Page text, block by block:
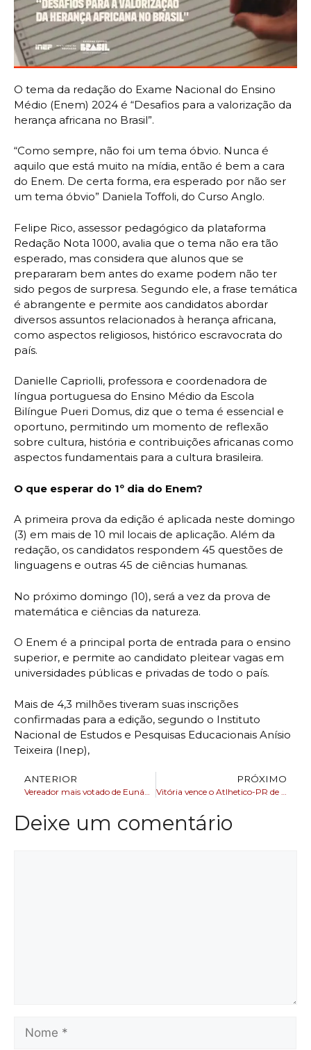
O tema da redação do Exame Nacional do Ensino
Médio (Enem) 2024 é “Desafios para a valorização da
herança africana no Brasil”.
“Como sempre, não foi um tema óbvio. Nunca é
aquilo que está muito na mídia, então é bem a cara
do Enem. De certa forma, era esperado por não ser
um tema óbvio” Daniela Toffoli, do Curso Anglo.
Felipe Rico, assessor pedagógico da plataforma
Redação Nota 1000, avalia que o tema não era tão
esperado, mas considera que alunos que se
prepararam bem antes do exame podem não ter
sido pegos de surpresa. Segundo ele, a frase temática
é abrangente e permite aos candidatos abordar
diversos assuntos relacionados à herança africana,
como aspectos religiosos, histórico escravocrata do
país.
Danielle Capriolli, professora e coordenadora de
língua portuguesa do Ensino Médio da Escola
Bilíngue Pueri Domus, diz que o tema é essencial e
oportuno, permitindo um momento de reflexão
sobre cultura, história e contribuições africanas como
aspectos fundamentais para a cultura brasileira.
O que esperar do 1º dia do Enem?
A primeira prova da edição é aplicada neste domingo
(3) em mais de 10 mil locais de aplicação. Além da
redação, os candidatos respondem 45 questões de
linguagens e outras 45 de ciências humanas.
No próximo domingo (10), será a vez da prova de
matemática e ciências da natureza.
O Enem é a principal porta de entrada para o ensino
superior, e permite ao candidato pleitear vagas em
universidades públicas e privadas de todo o país.
Mais de 4,3 milhões tiveram suas inscrições
confirmadas para a edição, segundo o Instituto
Nacional de Estudos e Pesquisas Educacionais Anísio
Teixeira (Inep),
ANTERIOR PRÓXIMO
Deixe um comentário